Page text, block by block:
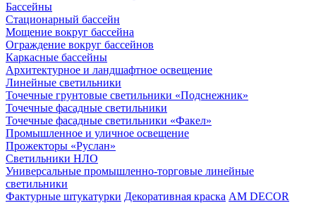
Бассейны
Стационарный бассейн
Мощение вокруг бассейна
Ограждение вокруг бассейнов
Каркасные бассейны
Архитектурное и ландшафтное освещение
Линейные светильники
Точечные грунтовые светильники «Подснежник»
Точечные фасадные светильники
Точечные фасадные светильники «Факел»
Промышленное и уличное освещение
Прожекторы «Руслан»
Светильники НЛО
Универсальные промышленно-торговые линейные
светильники
Фактурные штукатурки Декоративная краска AM DECOR